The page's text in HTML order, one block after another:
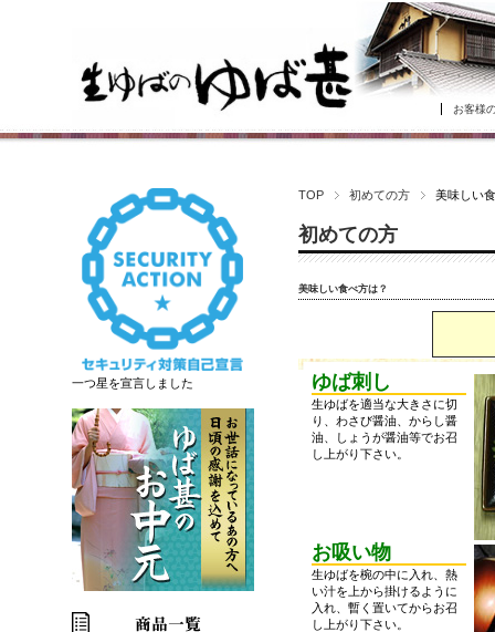
お客様
TOP 初めての方 美味しい
初めての方
美味しい食べ方は？
ゆば刺し
生ゆばを適当な大きさに切
り、わさび醤油、からし醤
油、しょうが醤油等でお召
し上がり下さい。
お吸い物
生ゆばを椀の中に入れ、熱
い汁を上から掛けるように
入れ、暫く置いてからお召
し上がり下さい。
一つ星を宣言しました